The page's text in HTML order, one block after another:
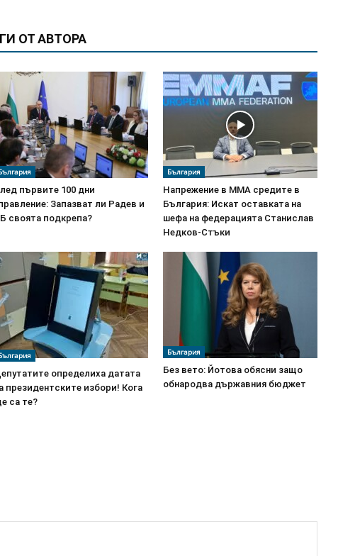
ОТ АВТОРА
първите 100 дни
Запазват ли Радев и
своята подкрепа?
България
Напрежение в ММА средите в
България: Искат оставката на
шефа на федерацията Станислав
Недков-Стъки
определиха датата
президентските избори! Кога
са те?
България
Без вето: Йотова обясни защо
обнародва държавния бюджет